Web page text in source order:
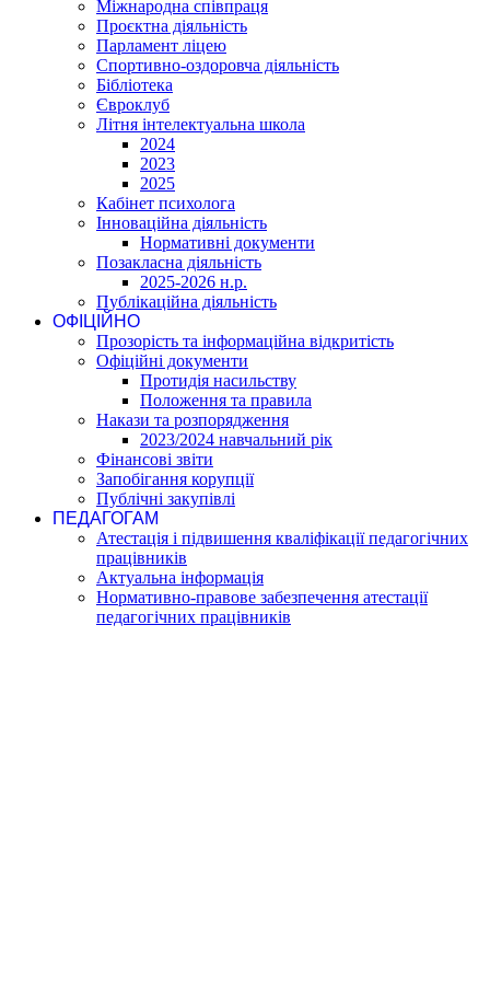
Міжнародна співпраця
Проєктна діяльність
Парламент ліцею
Спортивно-оздоровча діяльність
Бібліотека
Євроклуб
Літня інтелектуальна школа
2024
2023
2025
Кабінет психолога
Інноваційна діяльність
Нормативні документи
Позакласна діяльність
2025-2026 н.р.
Публікаційна діяльність
ОФІЦІЙНО
Прозорість та інформаційна відкритість
Офіційні документи
Протидія насильству
Положення та правила
Накази та розпорядження
2023/2024 навчальний рік
Фінансові звіти
Запобігання корупції
Публічні закупівлі
ПЕДАГОГАМ
Атестація і підвишення кваліфікації педагогічних
працівників
Актуальна інформація
Нормативно-правове забезпечення атестації
педагогічних працівників